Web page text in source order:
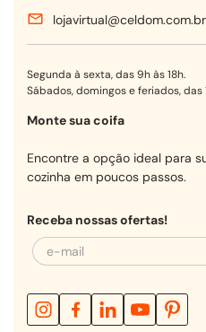
lojavirtual@celdom.com.br
Segunda à sexta, das 9h às 18h.
Sábados, domingos e feriados, das
Monte sua coifa
Encontre a opção ideal para
cozinha em poucos passos.
Receba nossas ofertas!